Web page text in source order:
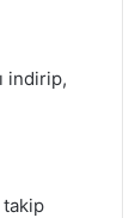
indirip,
takip